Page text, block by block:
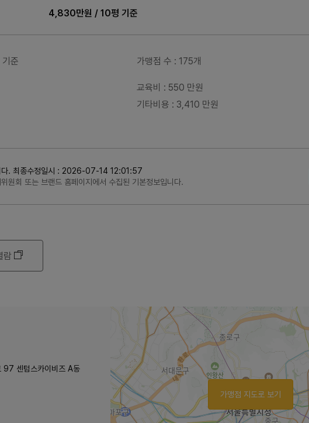
4,830만원 / 10평 기준
준 가맹점 수 : 175개
교육비
: 550 만원
기타비용 : 3,410 만원
다. 최종수정일시 : 2026-07-14 12:01:57
원회 또는 브랜드 홈페이지에서 수집된 기본정보입니다.
람
센텀스카이비즈 A동
가맹점 지도로 보기